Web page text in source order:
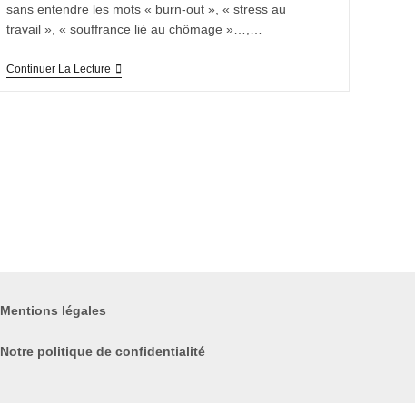
sans entendre les mots « burn-out », « stress au
travail », « souffrance lié au chômage »…,…
Continuer La Lecture
Mentions légales
Notre politique de confidentialité